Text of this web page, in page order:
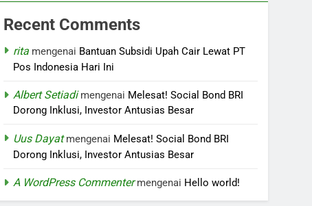
Recent Comments
rita mengenai Bantuan Subsidi Upah Cair Lewat PT
Pos Indonesia Hari Ini
Albert Setiadimengenai Melesat! Social Bond BRI
Dorong Inklusi, Investor Antusias Besar
Uus Dayatmengenai Melesat! Social Bond BRI
Dorong Inklusi, Investor Antusias Besar
A WordPress Commentermengenai Hello world!